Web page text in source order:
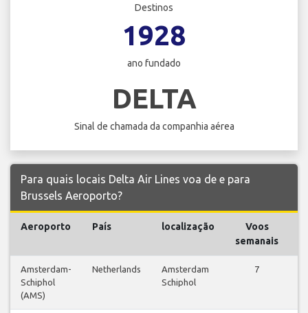
Destinos
1928
ano fundado
DELTA
Sinal de chamada da companhia aérea
Para quais locais Delta Air Lines voa de e para
Brussels Aeroporto?
Aeroporto País localização
Voos
semanais
Amsterdam-
Schiphol
(AMS)
Netherlands
Amsterdam
Schiphol
7